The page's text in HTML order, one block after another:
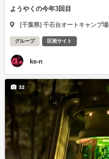
ようやくの今年3回目
[千葉県] 千石台オートキャンプ場
グループ 区画サイト
ke-n
32